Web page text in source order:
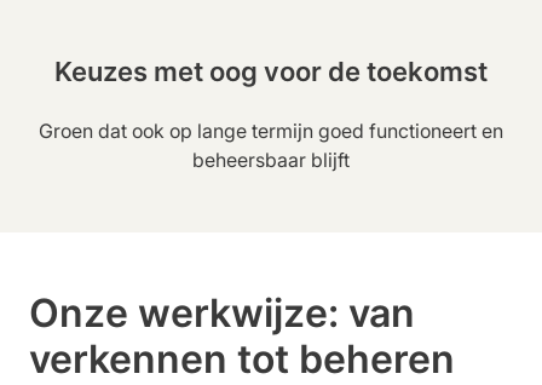
Keuzes met oog voor de toekomst
Groen dat ook op lange termijn goed functioneert en
beheersbaar blijft
Onze werkwijze: van
verkennen tot beheren